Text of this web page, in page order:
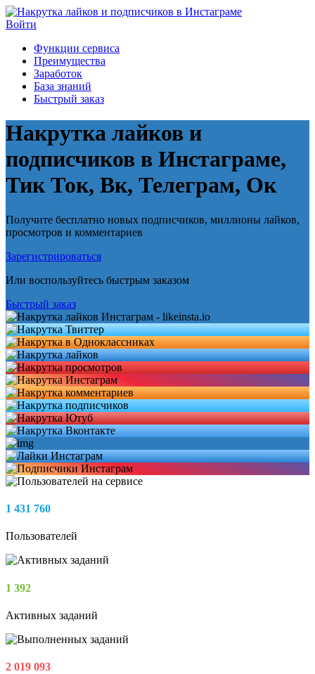
Войти
Функции сервиса
Преимущества
Заработок
База знаний
Быстрый заказ
Накрутка лайков и
подписчиков в Инстаграме,
Тик Ток, Вк, Телеграм, Ок
Получите бесплатно новых подписчиков, миллионы лайков,
просмотров и комментариев
Зарегистрироваться
Или воспользуйтесь быстрым заказом
Быстрый заказ
1 431 760
Пользователей
1 392
Активных заданий
2 019 093